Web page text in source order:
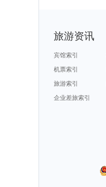
旅游资讯
宾馆索引
机票索引
旅游索引
企业差旅索引